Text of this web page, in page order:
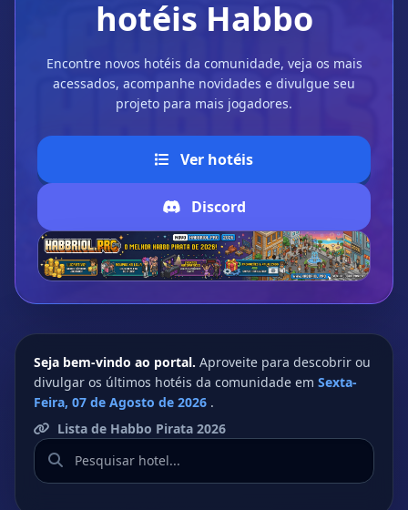
hotéis Habbo
Encontre novos hotéis da comunidade, veja os mais
acessados, acompanhe novidades e divulgue seu
projeto para mais jogadores.
Ver hotéis
Discord
Seja bem-vindo ao portal. Aproveite para descobrir ou
divulgar os últimos hotéis da comunidade em Sexta-
Feira, 07 de Agosto de 2026 .
Lista de Habbo Pirata 2026